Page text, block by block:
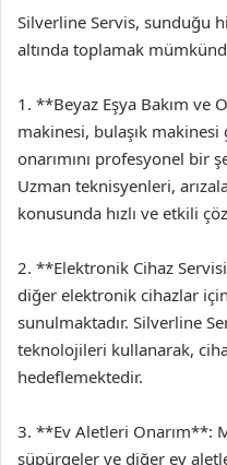
Silverline Servis, sunduğu
altında toplamak
1. **Beyaz Eşya Bakım ve
makinesi, bulaşık makinesi
onarımını profesyonel bir
Uzman teknisyenleri,
konusunda hızlı ve etkili
2. **Elektronik Cihaz
diğer elektronik cihazlar
sunulmaktadır. Silverline
teknolojileri kullanarak,
hedeflemektedir.
3. **Ev Aletleri Onarım**:
süpürgeler ve diğer ev